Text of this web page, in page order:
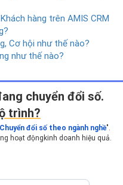
hàng trên AMIS CRM
Cơ hội như thế nào?
như thế nào?
chuyển đổi số.
trình?
đổi số theo ngành nghề".
hoạt động kinh doanh hiệu quả.